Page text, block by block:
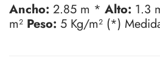
Ancho: 2.85 m * Alto: 1.3
m² Peso: 5 Kg/m² (*)